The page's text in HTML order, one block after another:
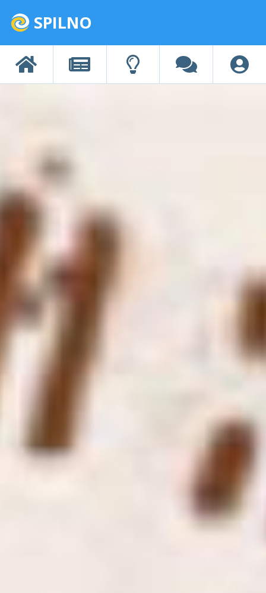
SPILNO